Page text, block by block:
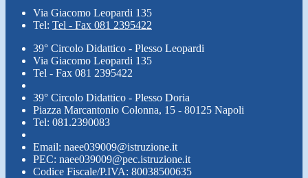
Via Giacomo Leopardi 135
Tel: Tel - Fax 081 2395422
39° Circolo Didattico - Plesso Leopardi
Via Giacomo Leopardi 135
Tel - Fax 081 2395422
39° Circolo Didattico - Plesso Doria
Piazza Marcantonio Colonna, 15 - 80125 Napoli
Tel: 081.2390083
Email: naee039009@istruzione.it
PEC: naee039009@pec.istruzione.it
Codice Fiscale/P.IVA: 80038500635